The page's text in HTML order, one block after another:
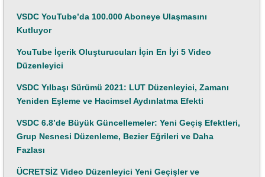
VSDC YouTube’da 100.000 Aboneye Ulaşmasını
Kutluyor
YouTube İçerik Oluşturucuları İçin En İyi 5 Video
Düzenleyici
VSDC Yılbaşı Sürümü 2021: LUT Düzenleyici, Zamanı
Yeniden Eşleme ve Hacimsel Aydınlatma Efekti
VSDC 6.8’de Büyük Güncellemeler: Yeni Geçiş Efektleri,
Grup Nesnesi Düzenleme, Bezier Eğrileri ve Daha
Fazlası
ÜCRETSİZ Video Düzenleyici Yeni Geçişler ve